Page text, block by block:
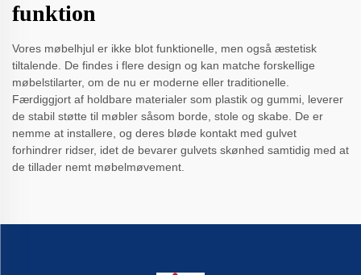
funktion
Vores møbelhjul er ikke blot funktionelle, men også æstetisk
tiltalende. De findes i flere design og kan matche forskellige
møbelstilarter, om de nu er moderne eller traditionelle.
Færdiggjort af holdbare materialer som plastik og gummi, leverer
de stabil støtte til møbler såsom borde, stole og skabe. De er
nemme at installere, og deres bløde kontakt med gulvet
forhindrer ridser, idet de bevarer gulvets skønhed samtidig med at
de tillader nemt møbelmøvement.